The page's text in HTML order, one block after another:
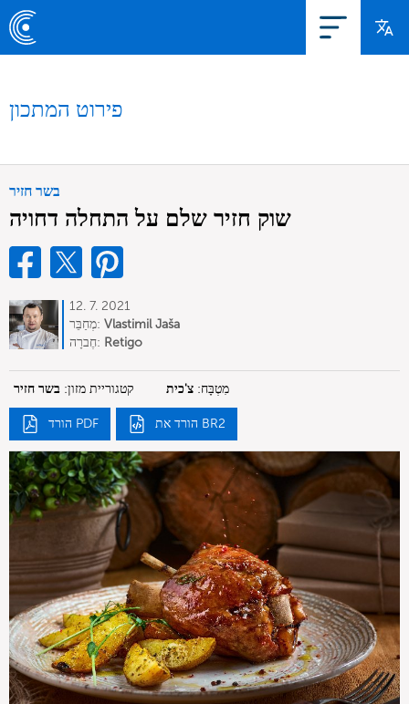
פירוט המתכון
בשר חזיר
שוק חזיר שלם על התחלה דחויה
12. 7. 2021
מְחַבֵּר: Vlastimil Jaša
חֶברָה: Retigo
קטגוריית מזון: בשר חזיר מִטְבָּח: צ'כית
הורד PDF הורד את BR2